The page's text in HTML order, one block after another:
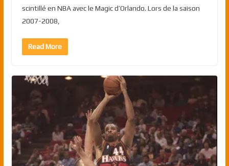
scintillé en NBA avec le Magic d’Orlando. Lors de la saison
2007-2008,
Read More